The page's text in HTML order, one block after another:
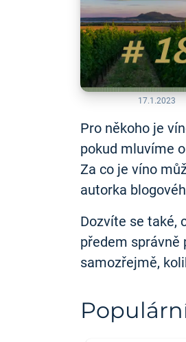
17.1.2023
Pro někoho je
pokud mluvíme
Za co je víno
autorka
Dozvíte se také,
předem správně
samozřejmě,